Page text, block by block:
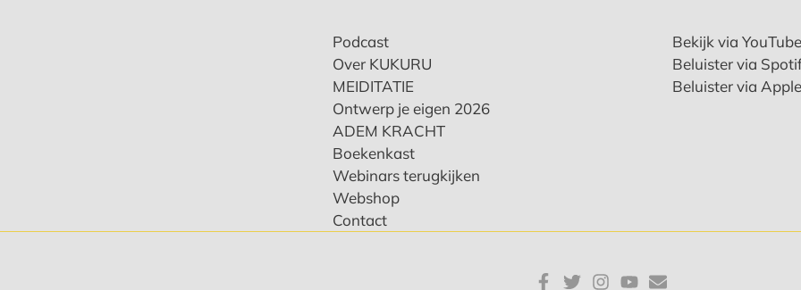
Podcast
Over KUKURU
MEIDITATIE
Ontwerp je eigen 2026
ADEM KRACHT
Boekenkast
Webinars terugkijken
Webshop
Contact
Bekijk via YouTube
Beluister via
Beluister via